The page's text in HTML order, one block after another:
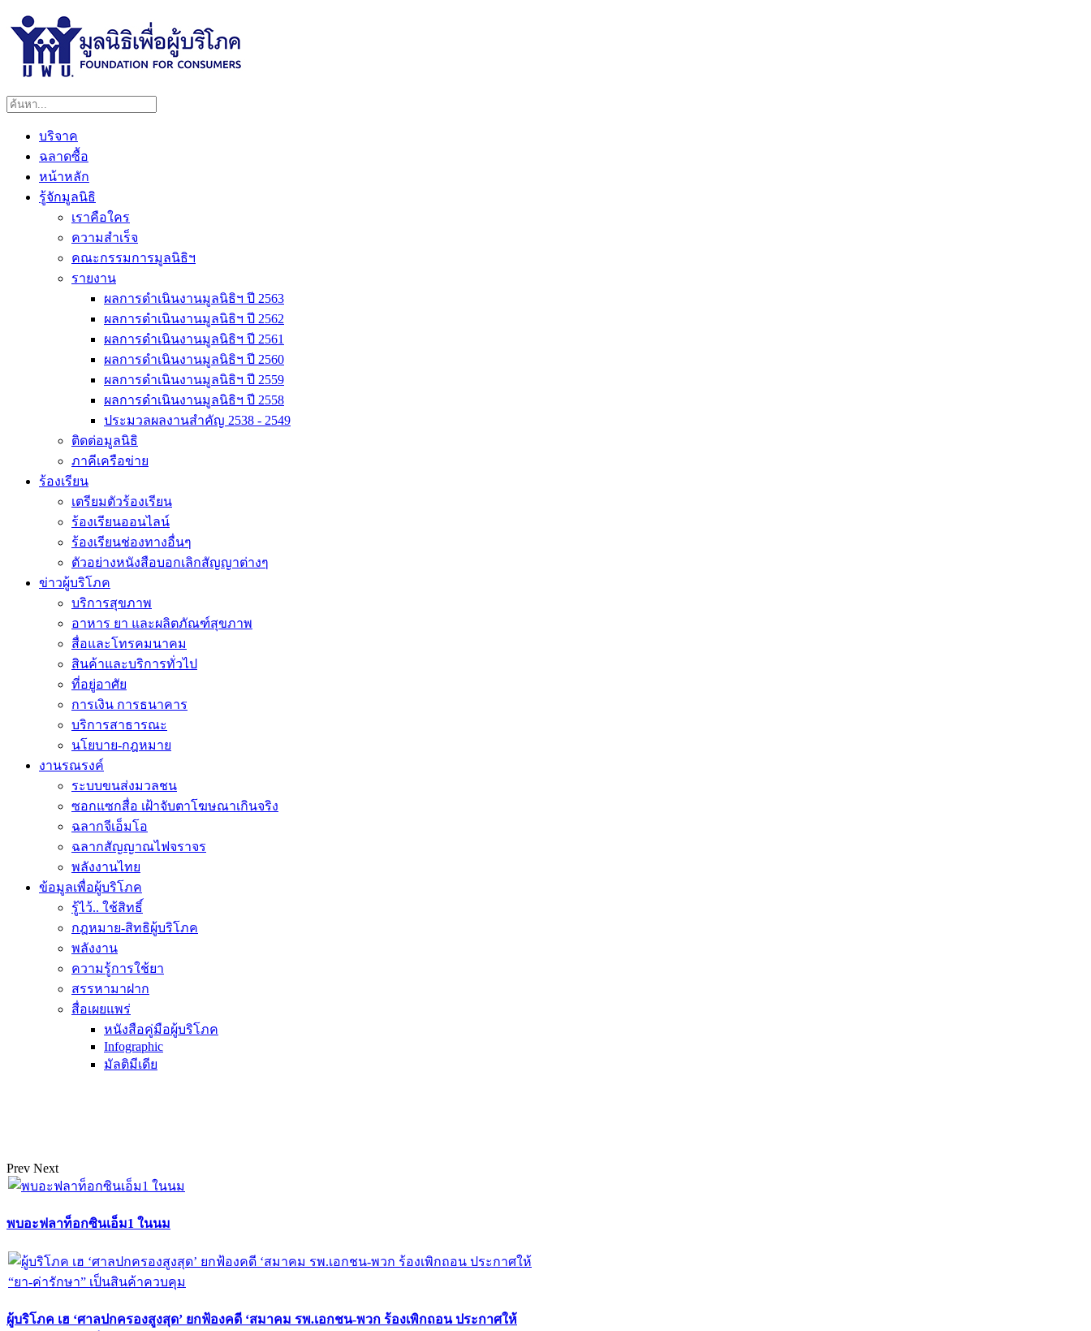
บริจาค
ฉลาดซื้อ
หน้าหลัก
รู้จักมูลนิธิ
เราคือใคร
ความสำเร็จ
คณะกรรมการมูลนิธิฯ
รายงาน
ผลการดำเนินงานมูลนิธิฯ ปี 2563
ผลการดำเนินงานมูลนิธิฯ ปี 2562
ผลการดำเนินงานมูลนิธิฯ ปี 2561
ผลการดำเนินงานมูลนิธิฯ ปี 2560
ผลการดำเนินงานมูลนิธิฯ ปี 2559
ผลการดำเนินงานมูลนิธิฯ ปี 2558
ประมวลผลงานสำคัญ 2538 - 2549
ติดต่อมูลนิธิ
ภาคีเครือข่าย
ร้องเรียน
เตรียมตัวร้องเรียน
ร้องเรียนออนไลน์
ร้องเรียนช่องทางอื่นๆ
ตัวอย่างหนังสือบอกเลิกสัญญาต่างๆ
ข่าวผู้บริโภค
บริการสุขภาพ
อาหาร ยา และผลิตภัณฑ์สุขภาพ
สื่อและโทรคมนาคม
สินค้าและบริการทั่วไป
ที่อยู่อาศัย
การเงิน การธนาคาร
บริการสาธารณะ
นโยบาย-กฎหมาย
งานรณรงค์
ระบบขนส่งมวลชน
ซอกแซกสื่อ เฝ้าจับตาโฆษณาเกินจริง
ฉลากจีเอ็มโอ
ฉลากสัญญาณไฟจราจร
พลังงานไทย
ข้อมูลเพื่อผู้บริโภค
รู้ไว้.. ใช้สิทธิ์
กฎหมาย-สิทธิผู้บริโภค
พลังงาน
ความรู้การใช้ยา
สรรหามาฝาก
สื่อเผยแพร่
หนังสือคู่มือผู้บริโภค
Infographic
มัลติมีเดีย
Prev Next
พบอะฟลาท็อกซินเอ็ม1 ในนม
ผู้บริโภค เฮ ‘ศาลปกครองสูงสุด’ ยกฟ้องคดี ‘สมาคม รพ.เอกชน-พวก ร้องเพิกถอน ประกาศให้